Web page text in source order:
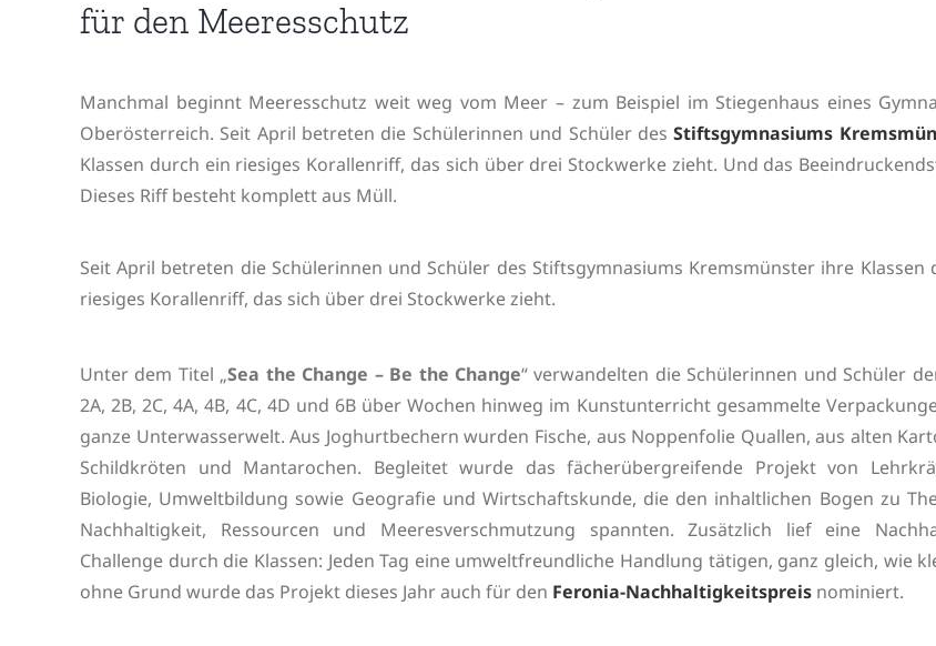
für den Meeresschutz
Manchmal beginnt Meeresschutz weit weg vom Meer – zum Beispiel im Stiegenhaus eines
Oberösterreich. Seit April betreten die Schülerinnen und Schüler desStiftsgymnasiums
Klassen durch ein riesiges Korallenriff, das sich über drei Stockwerke zieht. Und das
Dieses Riff besteht komplett aus Müll.
Seit April betreten die Schülerinnen und Schüler des Stiftsgymnasiums Kremsmünster ihre Klassen
riesiges Korallenriff, das sich über drei Stockwerke zieht.
Unter dem Titel „Sea the Change – Be the Change“ verwandelten die Schülerinnen und Schüler
2A, 2B, 2C, 4A, 4B, 4C, 4D und 6B über Wochen hinweg im Kunstunterricht gesammelte
ganze Unterwasserwelt. Aus Joghurtbechern wurden Fische, aus Noppenfolie Quallen, aus alten
Schildkröten und Mantarochen. Begleitet wurde das fächerübergreifende Projekt von
Biologie, Umweltbildung sowie Geografie und Wirtschaftskunde, die den inhaltlichen Bogen zu
Nachhaltigkeit, Ressourcen und Meeresverschmutzung spannten. Zusätzlich lief eine
Challenge durch die Klassen: Jeden Tag eine umweltfreundliche Handlung tätigen, ganz gleich, wie
ohne Grund wurde das Projekt dieses Jahr auch für den Feronia-Nachhaltigkeitspreis nominiert.